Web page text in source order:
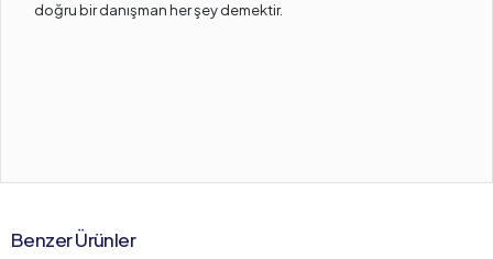
doğru bir danışman her şey demektir.
Benzer Ürünler